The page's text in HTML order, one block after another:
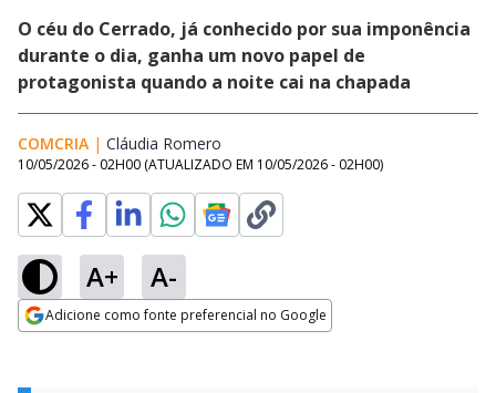
O céu do Cerrado, já conhecido por sua imponência
durante o dia, ganha um novo papel de
protagonista quando a noite cai na chapada
COMCRIA | Cláudia Romero
10/05/2026 - 02H00 (ATUALIZADO EM 10/05/2026 - 02H00)
A+ A-
Adicione como fonte preferencial no Google